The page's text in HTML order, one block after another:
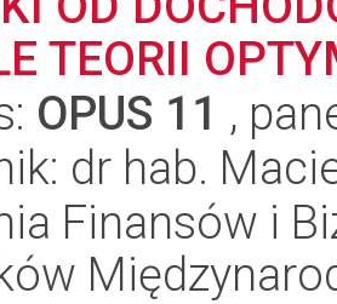
TEORII
OPUS 11 ,
dr hab.
Finansów i